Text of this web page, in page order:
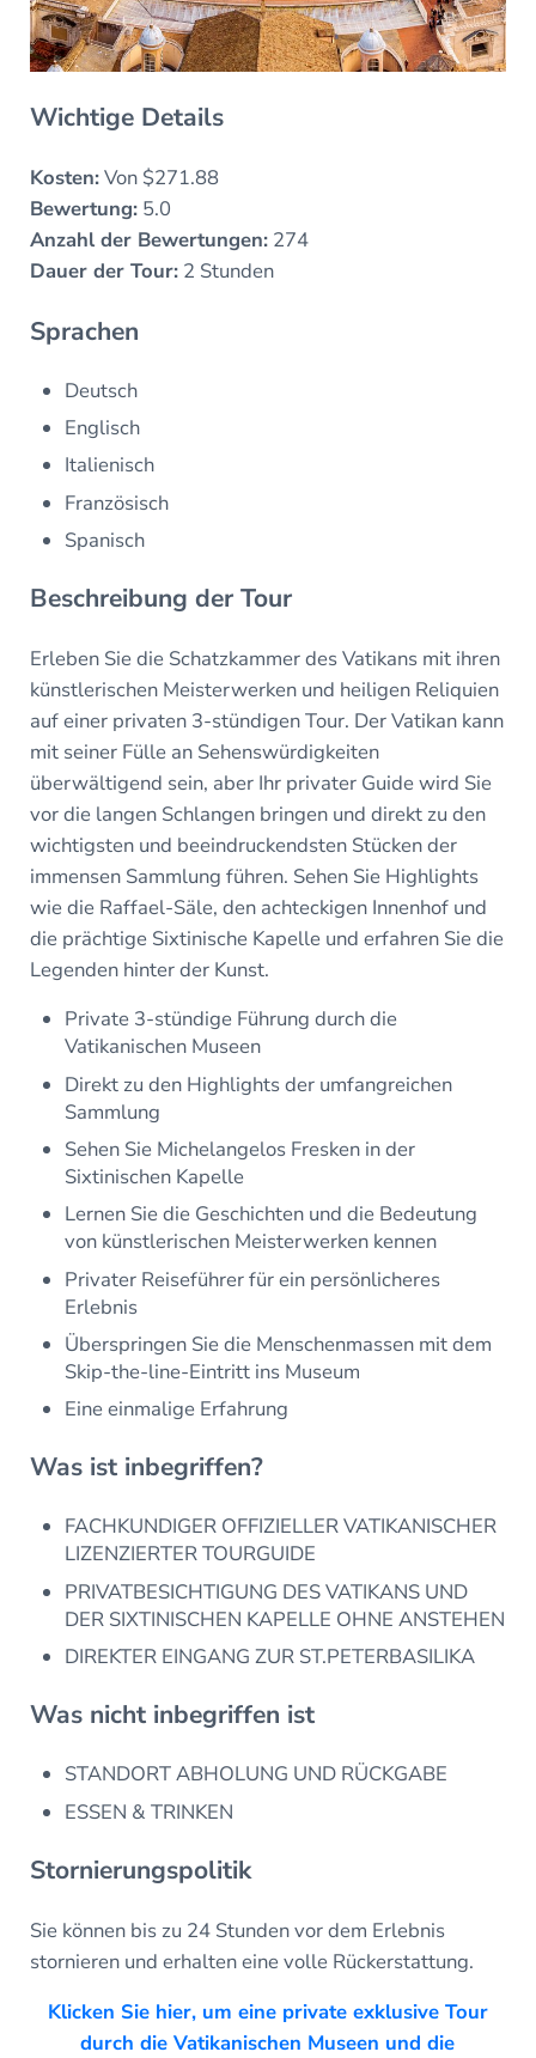
Wichtige Details
Kosten:Von $271.88
Bewertung:5.0
Anzahl der Bewertungen:274
Dauer der Tour:2 Stunden
Sprachen
Deutsch
Englisch
Italienisch
Französisch
Spanisch
Beschreibung der Tour
Erleben Sie die Schatzkammer des Vatikans mit ihren
künstlerischen Meisterwerken und heiligen Reliquien
auf einer privaten 3-stündigen Tour. Der Vatikan kann
mit seiner Fülle an Sehenswürdigkeiten
überwältigend sein, aber Ihr privater Guide wird Sie
vor die langen Schlangen bringen und direkt zu den
wichtigsten und beeindruckendsten Stücken der
immensen Sammlung führen. Sehen Sie Highlights
wie die Raffael-Säle, den achteckigen Innenhof und
die prächtige Sixtinische Kapelle und erfahren Sie die
Legenden hinter der Kunst.
Private 3-stündige Führung durch die
Vatikanischen Museen
Direkt zu den Highlights der umfangreichen
Sammlung
Sehen Sie Michelangelos Fresken in der
Sixtinischen Kapelle
Lernen Sie die Geschichten und die Bedeutung
von künstlerischen Meisterwerken kennen
Privater Reiseführer für ein persönlicheres
Erlebnis
Überspringen Sie die Menschenmassen mit dem
Skip-the-line-Eintritt ins Museum
Eine einmalige Erfahrung
Was ist inbegriffen?
FACHKUNDIGER OFFIZIELLER VATIKANISCHER
LIZENZIERTER TOURGUIDE
PRIVATBESICHTIGUNG DES VATIKANS UND
DER SIXTINISCHEN KAPELLE OHNE ANSTEHEN
DIREKTER EINGANG ZUR ST.PETERBASILIKA
Was nicht inbegriffen ist
STANDORT ABHOLUNG UND RÜCKGABE
ESSEN & TRINKEN
Stornierungspolitik
Sie können bis zu 24 Stunden vor dem Erlebnis
stornieren und erhalten eine volle Rückerstattung.
Klicken Sie hier, um eine private exklusive Tour
durch die Vatikanischen Museen und die